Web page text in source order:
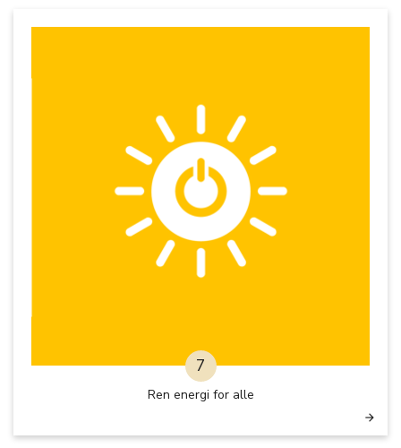
7
Ren energi for alle
arrow_forward